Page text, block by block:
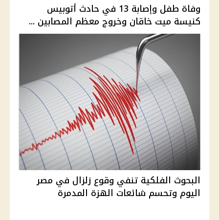
وفاة طفل وإصابة 13 في حادث أتوبيس
كنيسة ميت خاقان وخروج معظم المصابين ...
البحوث الفلكية تنفي وقوع زلزال في مصر
اليوم وتحسم شائعات الهزة المدمرة